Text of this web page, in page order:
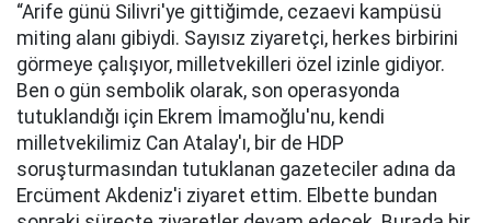
“Arife günü Silivri'ye gittiğimde, cezaevi kampüsü
miting alanı gibiydi. Sayısız ziyaretçi, herkes birbirini
görmeye çalışıyor, milletvekilleri özel izinle gidiyor.
Ben o gün sembolik olarak, son operasyonda
tutuklandığı için Ekrem İmamoğlu'nu, kendi
milletvekilimiz Can Atalay'ı, bir de HDP
soruşturmasından tutuklanan gazeteciler adına da
Ercüment Akdeniz'i ziyaret ettim. Elbette bundan